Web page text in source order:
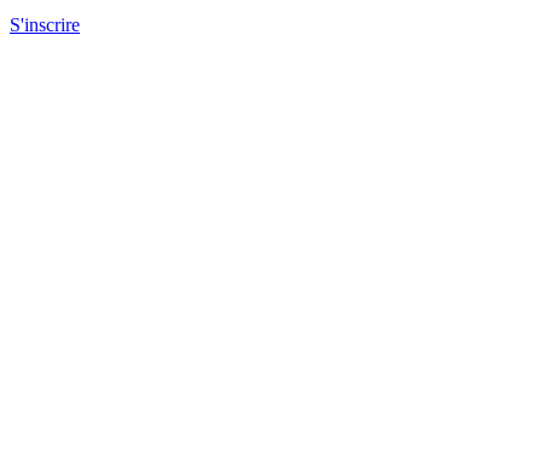
S'inscrire